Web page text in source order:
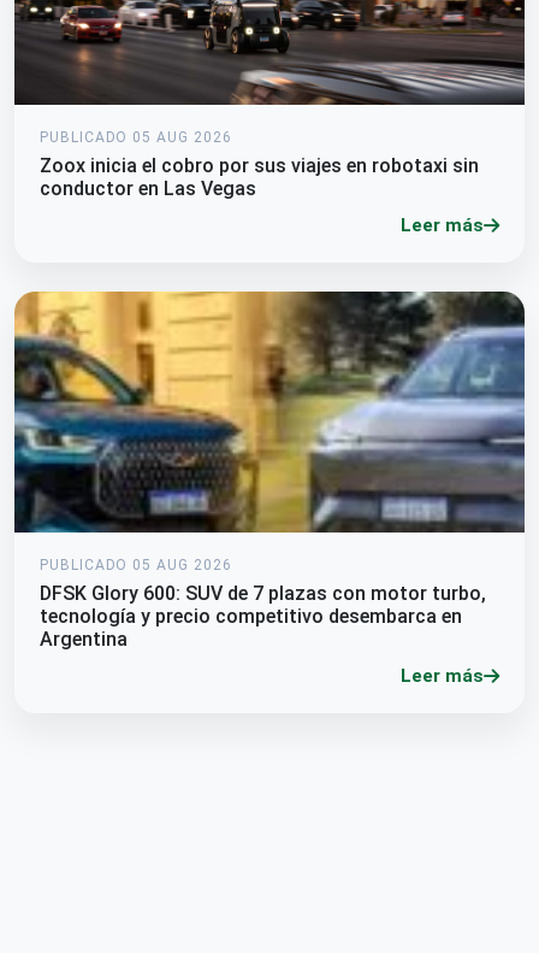
PUBLICADO 05 AUG 2026
Zoox inicia el cobro por sus viajes en robotaxi sin
conductor en Las Vegas
Leer más
PUBLICADO 05 AUG 2026
DFSK Glory 600: SUV de 7 plazas con motor turbo,
tecnología y precio competitivo desembarca en
Argentina
Leer más